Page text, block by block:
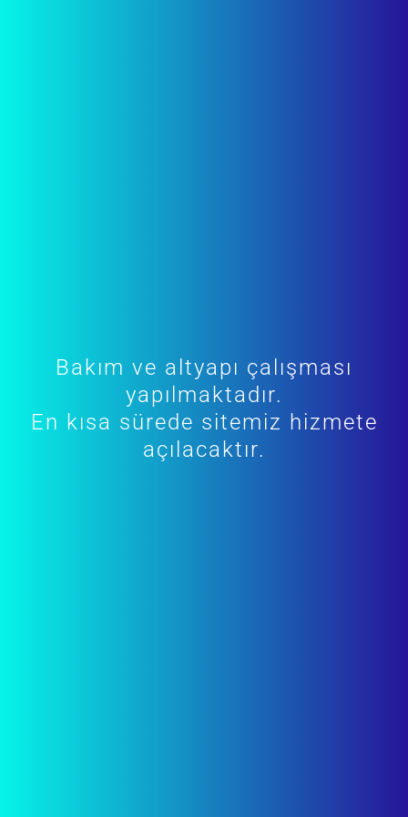
Bakım ve altyapı çalışması
yapılmaktadır.
En kısa sürede sitemiz hizmete
açılacaktır.